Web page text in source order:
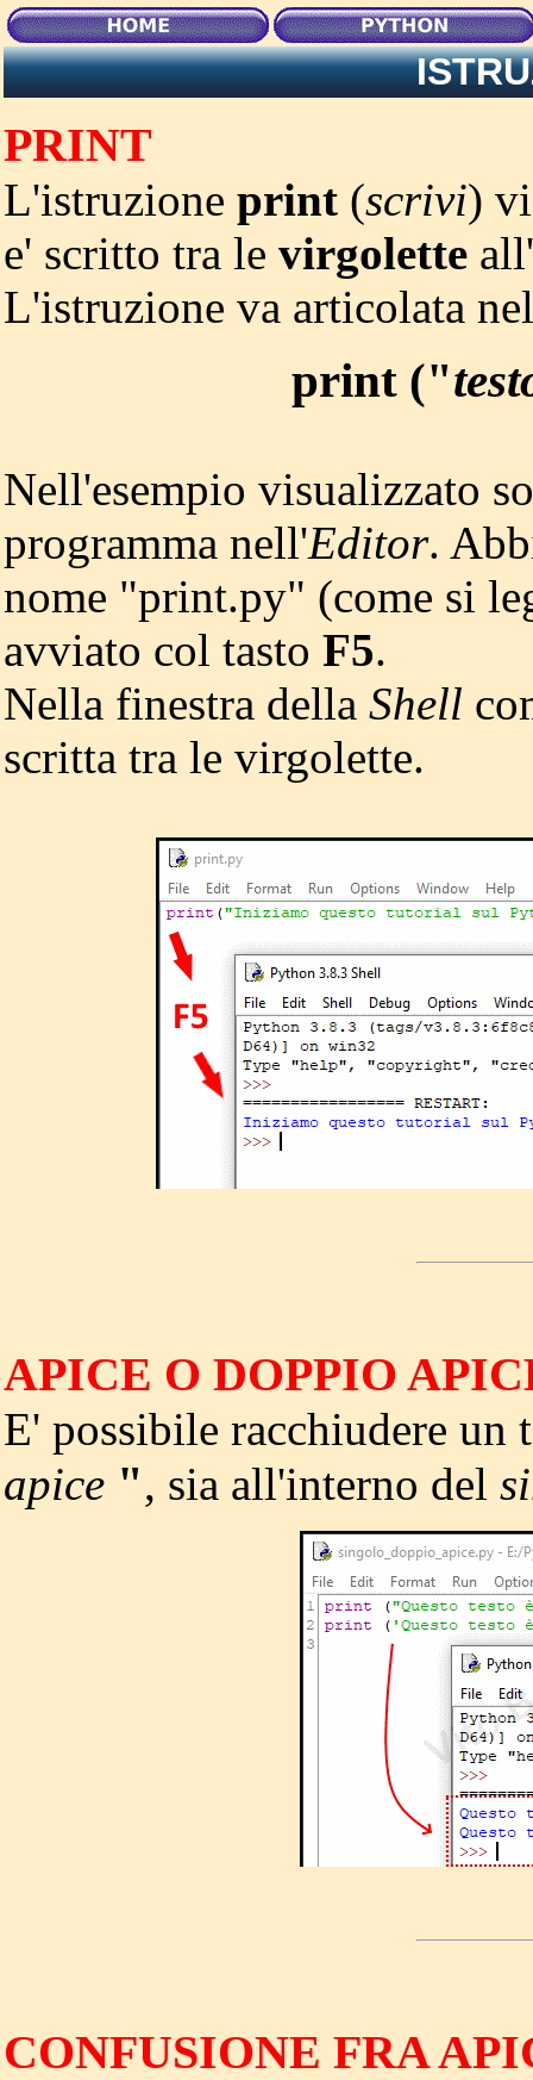
PRINT
L'istruzione print (scrivi)
e' scritto tra le virgolette
L'istruzione va articolata
print ("
Nell'esempio visualizzato
programma nell'Editor.
nome "print.py" (come si
avviato col tasto F5.
Nella finestra della Shell
scritta tra le virgolette.
APICE O DOPPIO
E' possibile racchiudere
apice ", sia all'interno del
CONFUSIONE FRA